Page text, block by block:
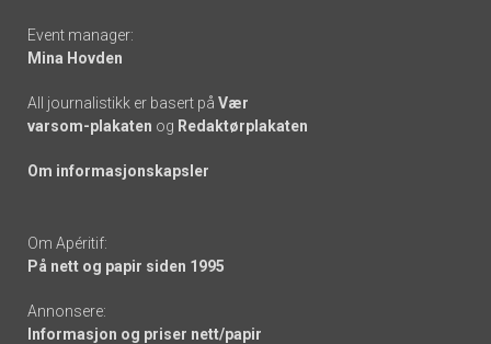
Event manager:
Mina Hovden
All journalistikk er basert på Vær
varsom-plakaten og Redaktørplakaten
Om informasjonskapsler
Om Apéritif:
På nett og papir siden 1995
Annonsere:
Informasjon og priser nett/papir